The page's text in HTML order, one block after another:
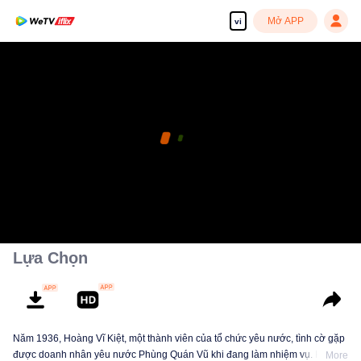
vi Mở APP
Lựa Chọn
Năm 1936, Hoàng Vĩ Kiệt, một thành viên của tổ chức yêu nước, tình cờ gặp
được doanh nhân yêu nước Phùng Quán Vũ khi đang làm nhiệm vụ. HaiMore